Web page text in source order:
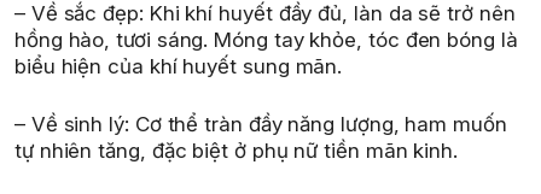
– Về sắc đẹp: Khi khí huyết đầy đủ, làn da sẽ trở nên
hồng hào, tươi sáng. Móng tay khỏe, tóc đen bóng là
biểu hiện của khí huyết sung mãn.
– Về sinh lý: Cơ thể tràn đầy năng lượng, ham muốn
tự nhiên tăng, đặc biệt ở phụ nữ tiền mãn kinh.